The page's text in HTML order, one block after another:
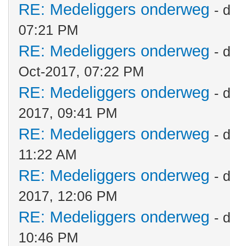
RE: Medeliggers onderweg -
07:21 PM
RE: Medeliggers onderweg -
Oct-2017, 07:22 PM
RE: Medeliggers onderweg -
2017, 09:41 PM
RE: Medeliggers onderweg -
11:22 AM
RE: Medeliggers onderweg -
2017, 12:06 PM
RE: Medeliggers onderweg -
10:46 PM